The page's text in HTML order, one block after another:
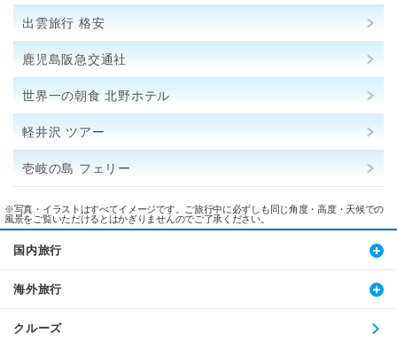
出雲旅行 格安
鹿児島阪急交通社
世界一の朝食 北野ホテル
軽井沢 ツアー
壱岐の島 フェリー
※写真・イラストはすべてイメージです。ご旅行中に必ずしも同じ角度・高度・天候での
風景をご覧いただけるとはかぎりませんのでご了承ください。
国内旅行
海外旅行
クルーズ